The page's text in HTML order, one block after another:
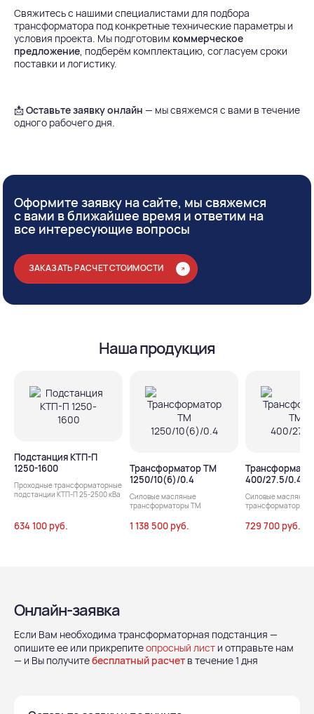
Свяжитесь с нашими специалистами для подбора
трансформатора под конкретные технические параметры и
условия проекта. Мы подготовим коммерческое
предложение, подберём комплектацию, согласуем сроки
поставки и логистику.
📩Оставьте заявку онлайн — мы свяжемся с вами в течение
одного рабочего дня.
Оформите заявку на сайте, мы свяжемся
с вами в ближайшее время и ответим на
все интересующие вопросы
ЗАКАЗАТЬ РАСЧЕТ СТОИМОСТИ
Наша продукция
Подстанция КТП-П
1250-1600
Проходные трансформаторные
подстанции КТП-П 25-2500 кВа
634 100 руб.
Трансформатор ТМ
1250/10(6)/0.4
Силовые масляные
трансформаторы ТМ
1 138 500 руб.
400/27.5/0.4
Силовые масляные
трансформаторы
729 700 руб.
Онлайн-заявка
Если Вам необходима трансформаторная подстанция —
опишите ее или прикрепитеопросный лист и отправьте нам
— и Вы получитебесплатный расчет в течение 1 дня